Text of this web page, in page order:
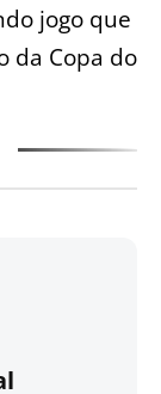
jogo que
da Copa do